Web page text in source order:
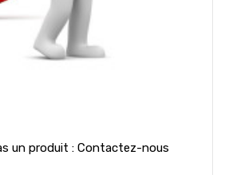
un produit : Contactez-nous